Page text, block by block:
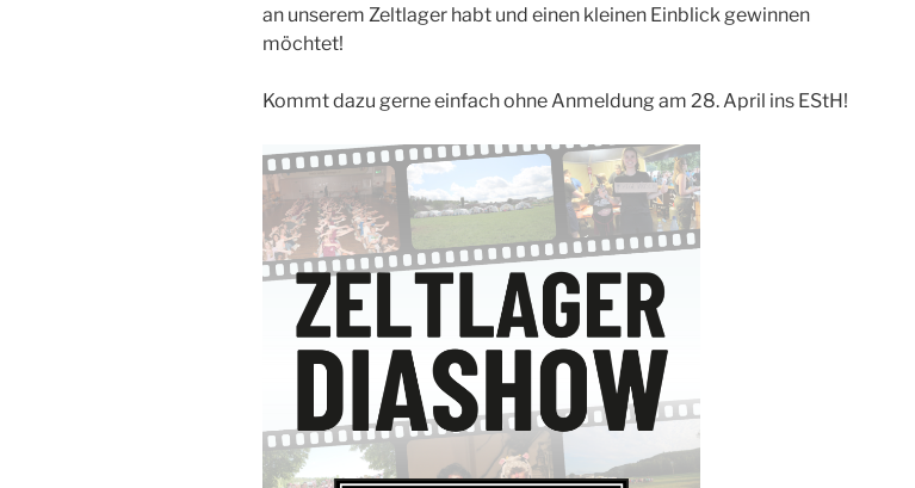
an unserem Zeltlager habt und einen kleinen Einblick gewinnen
möchtet!
Kommt dazu gerne einfach ohne Anmeldung am 28. April ins EStH!